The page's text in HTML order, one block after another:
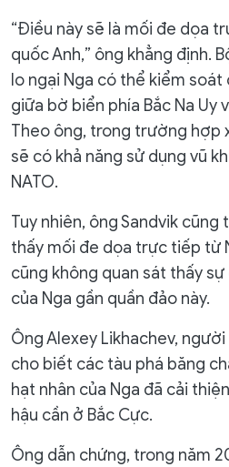
“Điều này sẽ là mối đe dọa
quốc Anh,” ông khẳng định.
lo ngại Nga có thể kiểm soát
giữa bờ biển phía Bắc Na Uy
Theo ông, trong trường hợp
sẽ có khả năng sử dụng vũ
NATO.
Tuy nhiên, ông Sandvik cũng
thấy mối đe dọa trực tiếp từ
cũng không quan sát thấy
của Nga gần quần đảo này.
Ông Alexey Likhachev,
cho biết các tàu phá băng
hạt nhân của Nga đã cải
hậu cần ở Bắc Cực.
Ông dẫn chứng, trong năm